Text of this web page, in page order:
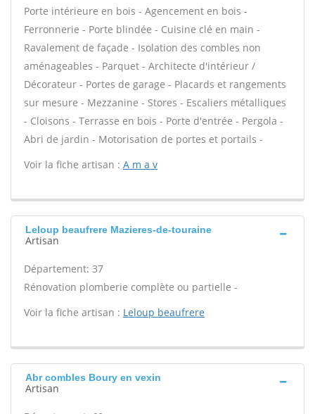
Porte intérieure en bois - Agencement en bois -
Ferronnerie - Porte blindée - Cuisine clé en main -
Ravalement de façade - Isolation des combles non
aménageables - Parquet - Architecte d'intérieur /
Décorateur - Portes de garage - Placards et rangements
sur mesure - Mezzanine - Stores - Escaliers métalliques
- Cloisons - Terrasse en bois - Porte d'entrée - Pergola -
Abri de jardin - Motorisation de portes et portails -
Voir la fiche artisan : A m a v
Leloup beaufrere Mazieres-de-touraine
Artisan
Département: 37
Rénovation plomberie complète ou partielle -
Voir la fiche artisan : Leloup beaufrere
Abr combles Boury en vexin
Artisan